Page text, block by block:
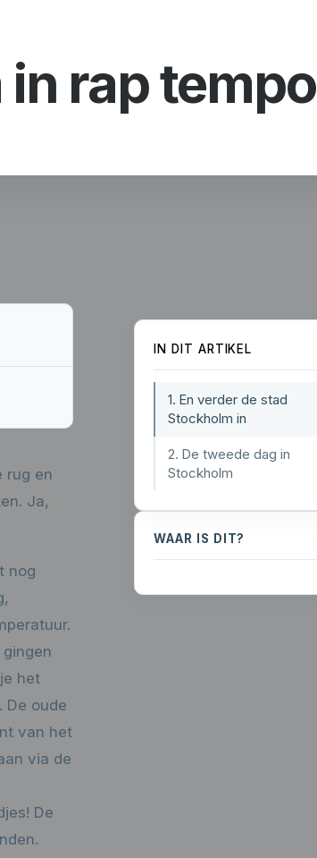
rap tempo
rug en
Ja,
nog
het
De oude
van het
via de
De
WAAR IS DIT?
IN DIT ARTIKEL
En verder de stad
Stockholm in
De tweede dag in
Stockholm